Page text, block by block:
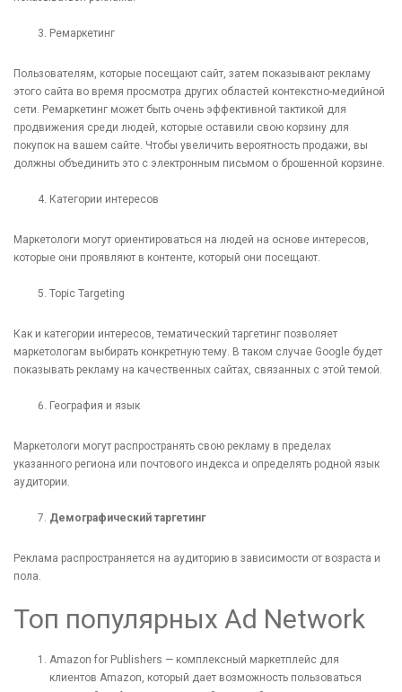
Ремаркетинг
Пользователям, которые посещают сайт, затем показывают рекламу
этого сайта во время просмотра других областей контекстно-медийной
сети. Ремаркетинг может быть очень эффективной тактикой для
продвижения среди людей, которые оставили свою корзину для
покупок на вашем сайте. Чтобы увеличить вероятность продажи, вы
должны объединить это с электронным письмом о брошенной корзине.
Категории интересов
Маркетологи могут ориентироваться на людей на основе интересов,
которые они проявляют в контенте, который они посещают.
Topic Targeting
Как и категории интересов, тематический таргетинг позволяет
маркетологам выбирать конкретную тему. В таком случае Google будет
показывать рекламу на качественных сайтах, связанных с этой темой.
География и язык
Маркетологи могут распространять свою рекламу в пределах
указанного региона или почтового индекса и определять родной язык
аудитории.
Демографический таргетинг
Реклама распространяется на аудиторию в зависимости от возраста и
пола.
Топ популярных Ad Network
Amazon for Publishers — комплексный маркетплейс для
клиентов Amazon, который дает возможность пользоваться
[recaptcha]